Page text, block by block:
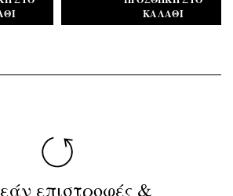
ΚΑΛΆΘΙ
επιστροφές &